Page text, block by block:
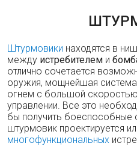
Штурмовики находятся в
между истребителем и
отлично сочетается
оружия, мощнейшая система
огнем с большой
управлении. Все это
бы получить боеспособные
штурмовик проектируется
многофункциональных